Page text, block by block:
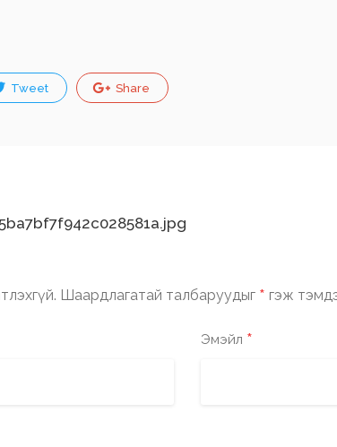
Tweet Share
Шаардлагатай талбаруудыг * гэж
Эмэйл *